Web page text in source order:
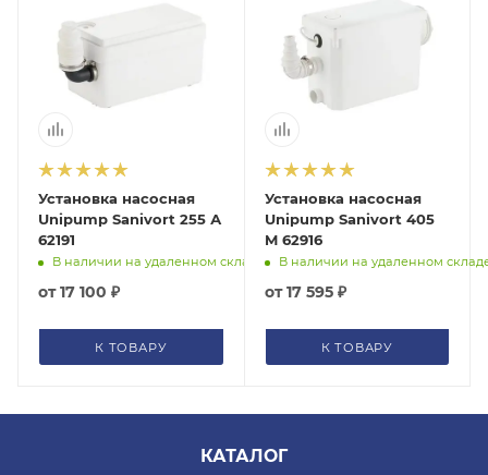
Установка насосная
Unipump Sanivort 255 А
62191
В наличии на удаленном складе
от17 100 ₽
К ТОВАРУ
Установка насосная
Unipump Sanivort 405
M 62916
В наличии на удаленном
от17 595 ₽
К ТОВАРУ
КАТАЛОГ